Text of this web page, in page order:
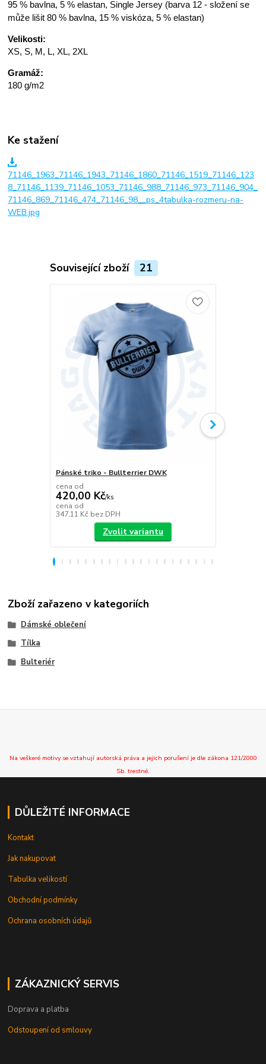
95 % bavlna, 5 % elastan, Single Jersey (barva 12 - složení se
může lišit 80 % bavlna, 15 % viskóza, 5 % elastan)
Velikosti:
XS, S, M, L, XL, 2XL
Gramáž:
180 g/m2
Ke stažení
71146_1963_71146_1943_71146_1860_71146_1519_71146_123
8_71146_1139_71146_1053_71146_988_71146_973_71146_904_
71146_869_71146_474_71146_98__ps_4tabulka-rozmeru-na-
WEB.jpg
Související zboží 21
Pánské triko - Bullterrier DWK
cena od
420,00 Kč/ks
cena od
347,11 Kč bez DPH
Zvolit variantu
Zboží zařazeno v kategoriích
Dámské oblečení
Tílka
Bulteriér
Na veškeré motivy se vztahují autorská práva a jejich porušení je dle zákona 121/2000
Sb. trestné.
DŮLEŽITÉ INFORMACE
Kontakt
Jak nakupovat
Tabulka velikostí
Obchodní podmínky
Ochrana osobních údajů
ZÁKAZNICKÝ SERVIS
Doprava a platba
Odstoupení od smlouvy